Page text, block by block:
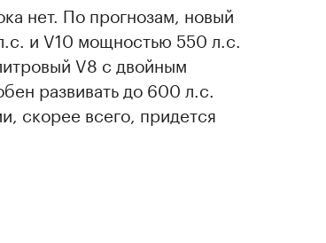
нет. По прогнозам, новый
и V10 мощностью 550 л.с.
V8 с двойным
развивать до 600 л.с.
скорее всего, придется